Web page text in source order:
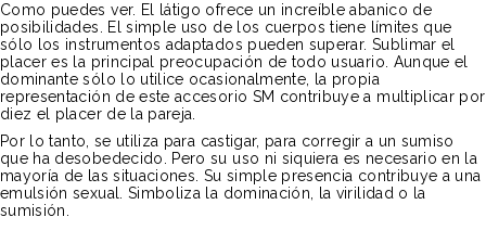
Como puedes ver. El látigo ofrece un increíble abanico de
posibilidades. El simple uso de los cuerpos tiene límites que
sólo los instrumentos adaptados pueden superar. Sublimar el
placer es la principal preocupación de todo usuario. Aunque el
dominante sólo lo utilice ocasionalmente, la propia
representación de este accesorio SM contribuye a multiplicar por
diez el placer de la pareja.
Por lo tanto, se utiliza para castigar, para corregir a un sumiso
que ha desobedecido. Pero su uso ni siquiera es necesario en la
mayoría de las situaciones. Su simple presencia contribuye a una
emulsión sexual. Simboliza la dominación, la virilidad o la
sumisión.